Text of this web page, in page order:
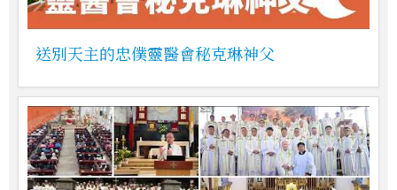
送別天主的忠僕靈醫會秘克琳神父